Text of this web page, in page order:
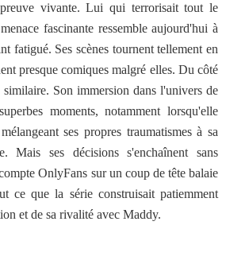
vivante. Lui qui terrorisait tout le
fascinante ressemble aujourd'hui à
fatigué. Ses scènes tournent tellement en
presque comiques malgré elles. Du côté
similaire. Son immersion dans l'univers de
moments, notamment lorsqu'elle
ses propres traumatismes à sa
Mais ses décisions s'enchaînent sans
OnlyFans sur un coup de tête balaie
ce que la série construisait patiemment
et de sa rivalité avec Maddy.